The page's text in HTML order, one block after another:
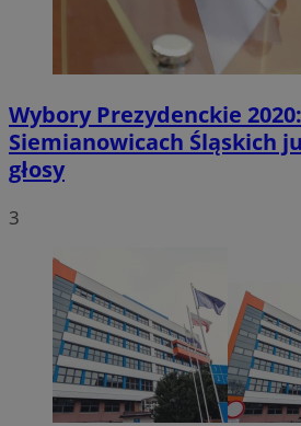
Wybory Prezydenckie
Siemianowicach Śląskich
głosy
3